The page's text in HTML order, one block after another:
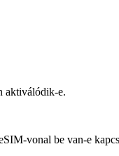
aktiválódik-e.
vonal be van-e